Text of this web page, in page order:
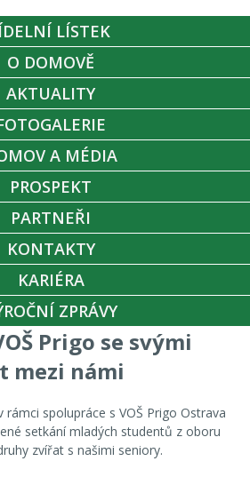
LÍSTEK
O DOMOVĚ
AKTUALITY
A MÉDIA
PROSPEKT
PARTNEŘI
KONTAKTY
KARIÉRA
ZPRÁVY
Prigo se svými
mezi námi
spolupráce s VOŠ Prigo Ostrava
setkání mladých studentů z oboru
zvířat s našimi seniory.